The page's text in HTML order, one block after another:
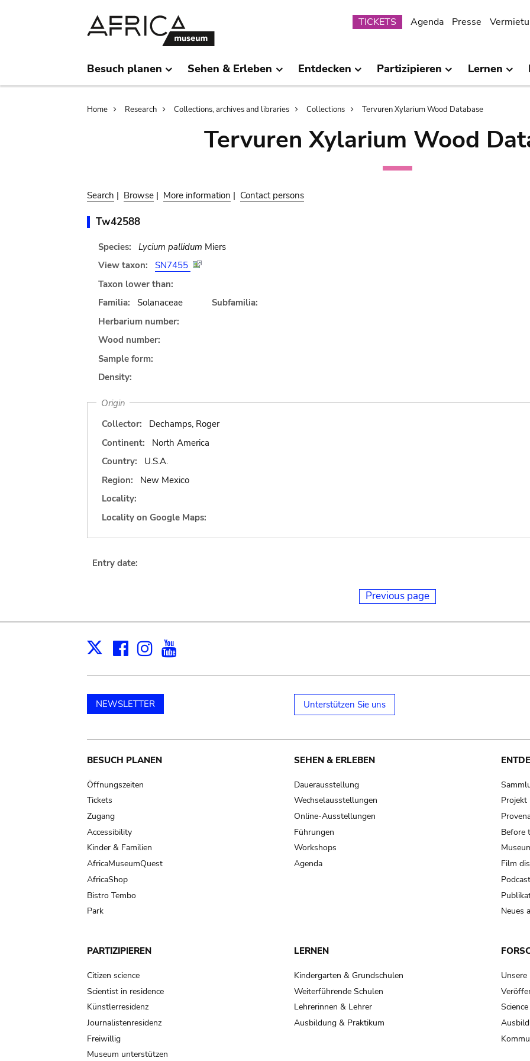
Submenu
TICKETS Agenda Presse
Besuch planen Sehen & Erleben Entdecken Partizipieren Lernen
Breadcrumb
Home Research Collections, archives and libraries Collections Tervuren Xylarium Wood Database
Tervuren Xylarium Wood
Search | Browse | More information | Contact persons
Tw42588
Species: Lycium pallidum Miers
View taxon:
SN7455
Taxon lower than:
Familia:
Solanaceae
Subfamilia:
Herbarium number:
Wood number:
Sample form:
Density:
Origin
Collector:
Dechamps, Roger
Continent:
North America
Country:
U.S.A.
Region:
New Mexico
Locality:
Locality on Google Maps:
Entry date:
Previous page
X Facebook
Instagram
NEWSLETTER Unterstützen Sie uns
Main
navigation
BESUCH PLANEN
Öffnungszeiten
Tickets
Zugang
Accessibility
Kinder & Familien
AfricaMuseumQuest
AfricaShop
Bistro Tembo
Park
SEHEN & ERLEBEN
Dauerausstellung
Wechselausstellungen
Online-Ausstellungen
Führungen
Workshops
Agenda
Projekt
Before
Film
Neues
PARTIZIPIEREN
Citizen science
Scientist in residence
Künstlerresidenz
Journalistenresidenz
Freiwillig
Museum unterstützen
LERNEN
Kindergarten & Grundschulen
Weiterführende Schulen
Lehrerinnen & Lehrer
Ausbildung & Praktikum